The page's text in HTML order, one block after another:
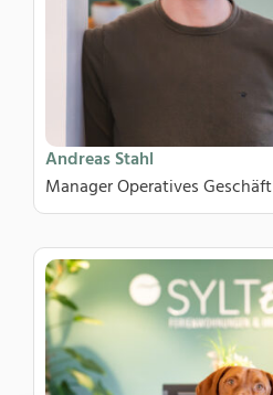
Andreas Stahl
Manager Operatives Geschäft